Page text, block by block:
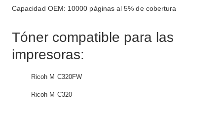
Capacidad OEM: 10000 páginas al 5% de cobertura
Tóner compatible para las
impresoras:
Ricoh M C320FW
Ricoh M C320